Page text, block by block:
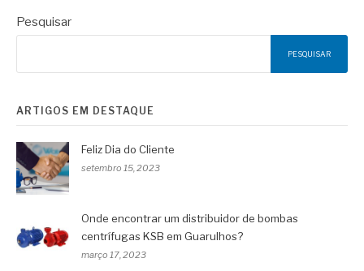
Pesquisar
PESQUISAR
ARTIGOS EM DESTAQUE
Feliz Dia do Cliente
setembro 15, 2023
Onde encontrar um distribuidor de bombas
centrífugas KSB em Guarulhos?
março 17, 2023